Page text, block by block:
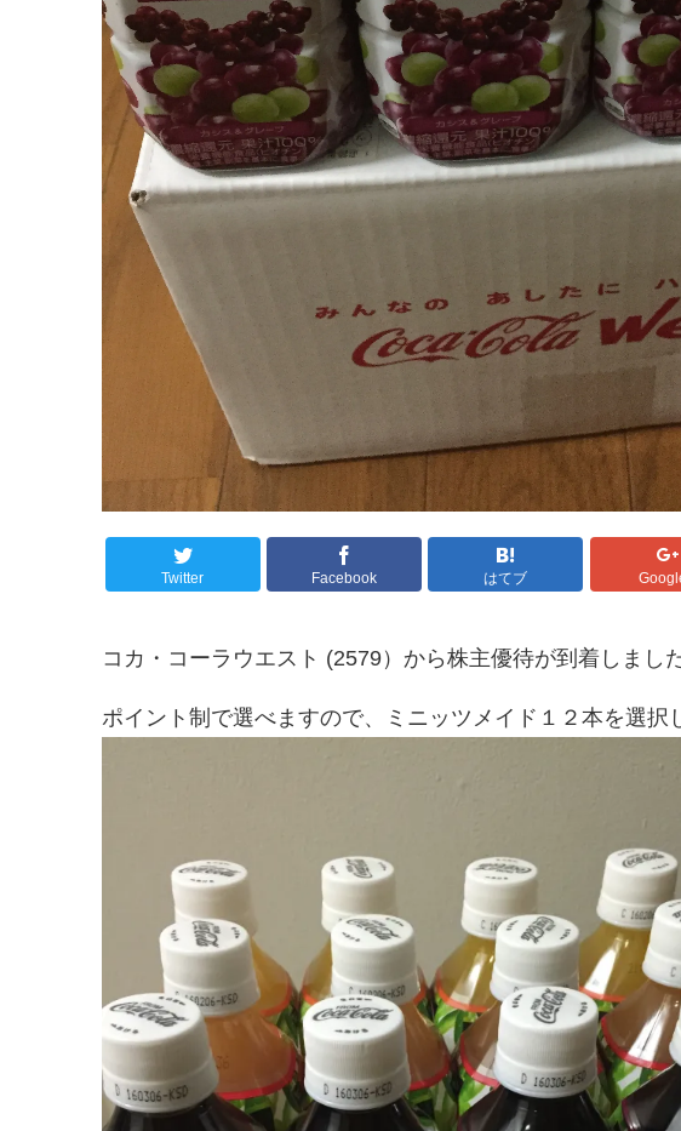
Twitter Facebook はてブ
コカ・コーラウエスト (2579）から株主優待が到着しました
ポイント制で選べますので、ミニッツメイド１２本を選択